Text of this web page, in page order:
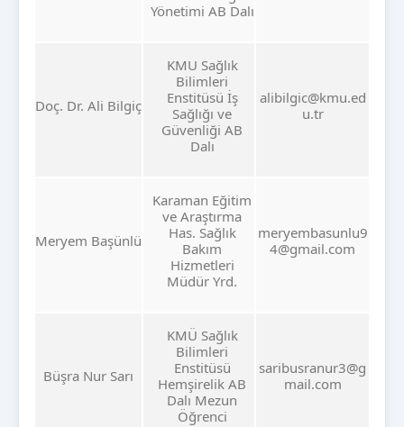
Yönetimi AB Dalı
Doç. Dr. Ali Bilgiç
KMU Sağlık
Bilimleri
Enstitüsü İş
Sağlığı ve
Güvenliği AB
Dalı
alibilgic@kmu.ed
u.tr
Meryem Başünlü
Karaman Eğitim
ve Araştırma
Has. Sağlık
Bakım
Hizmetleri
Müdür Yrd.
meryembasunlu9
4@gmail.com
Büşra Nur Sarı
KMÜ Sağlık
Bilimleri
Enstitüsü
Hemşirelik AB
Dalı Mezun
Öğrenci
saribusranur3@g
mail.com